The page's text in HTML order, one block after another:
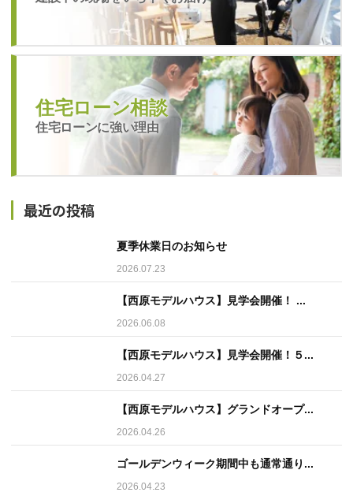
住宅ローン相談
住宅ローンに強い理由
最近の投稿
夏季休業日のお知らせ
2026.07.23
【西原モデルハウス】見学会開催！ ...
2026.06.08
【西原モデルハウス】見学会開催！５...
2026.04.27
【西原モデルハウス】グランドオープ...
2026.04.26
ゴールデンウィーク期間中も通常通り...
2026.04.23